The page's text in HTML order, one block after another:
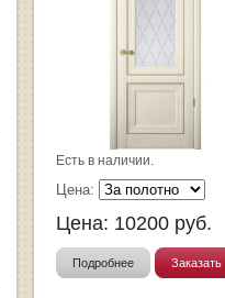
Есть в наличии.
Цена:
Цена: 10200 руб.
Подробнее Заказать